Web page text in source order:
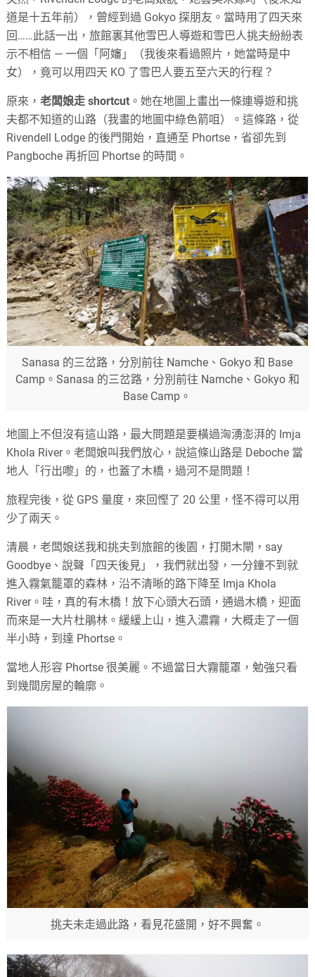
道是十五年前），曾經到過 Gokyo 探朋友。當時用了四天來
回……此話一出，旅館裏其他雪巴人導遊和雪巴人挑夫紛紛表
示不相信 — 一個「阿嬸」（我後來看過照片，她當時是中
女），竟可以用四天 KO 了雪巴人要五至六天的行程？
原來，老闆娘走 shortcut 。她在地圖上畫出一條連導遊和挑
夫都不知道的山路（我畫的地圖中綠色箭咀）。這條路，從
Rivendell Lodge 的後門開始，直通至 Phortse，省卻先到
Pangboche 再折回 Phortse 的時間。
Sanasa 的三岔路，分別前往 Namche、Gokyo 和 Base
Camp。Sanasa 的三岔路，分別前往 Namche、Gokyo 和
Base Camp。
地圖上不但沒有這山路，最大問題是要橫過洶湧澎湃的 Imja
Khola River。老闆娘叫我們放心，說這條山路是 Deboche 當
地人「行出嚟」的，也蓋了木橋，過河不是問題！
旅程完後，從 GPS 量度，來回慳了 20 公里，怪不得可以用
少了兩天。
清晨，老闆娘送我和挑夫到旅館的後園，打開木閘，say
Goodbye、說聲「四天後見」，我們就出發，一分鐘不到就
進入霧氣籠罩的森林，沿不清晰的路下降至 Imja Khola
River。哇，真的有木橋！放下心頭大石頭，通過木橋，迎面
而來是一大片杜鵑林。緩緩上山，進入濃霧，大概走了一個
半小時，到達 Phortse。
當地人形容 Phortse 很美麗。不過當日大霧籠罩，勉強只看
到幾間房屋的輪廓。
挑夫未走過此路，看見花盛開，好不興奮。